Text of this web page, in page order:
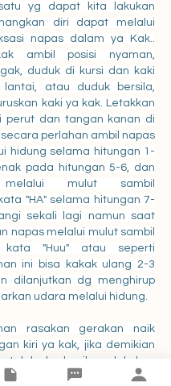
yg dapat kita lakukan
diri dapat melalui
napas dalam ya Kak..
ambil posisi nyaman,
duduk di kursi dan kaki
lantai, atau duduk bersila,
kaki ya kak. Letakkan
perut dan tangan kanan di
perlahan ambil napas
hidung selama hitungan 1-
pada hitungan 5-6, dan
melalui mulut sambil
"HA" selama hitungan 7-
sekali lagi namun saat
napas melalui mulut sambil
kata "Huu" atau seperti
ini bisa kakak ulang 2-3
dilanjutkan dg menghirup
udara melalui hidung.
rasakan gerakan naik
kiri ya kak, jika demikian
telah berhasil melakukan
Selama berlatih ini kakak